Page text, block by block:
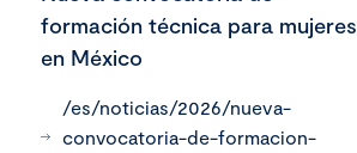
formación técnica para mujeres
en México
/es/noticias/2026/nueva-
convocatoria-de-formacion-